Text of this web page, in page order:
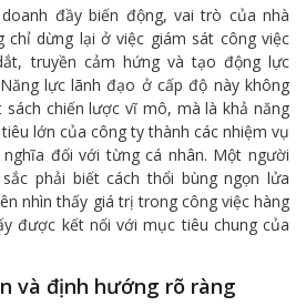
đầy biến động, vai trò của nhà
chỉ dừng lại ở việc giám sát công việc
truyền cảm hứng và tạo động lực
lực lãnh đạo ở cấp độ này không
chiến lược vĩ mô, mà là khả năng
lớn của công ty thành các nhiệm vụ
đối với từng cá nhân. Một người
phải biết cách thổi bùng ngọn lửa
nhìn thấy giá trị trong công việc hàng
được kết nối với mục tiêu chung của
và định hướng rõ ràng